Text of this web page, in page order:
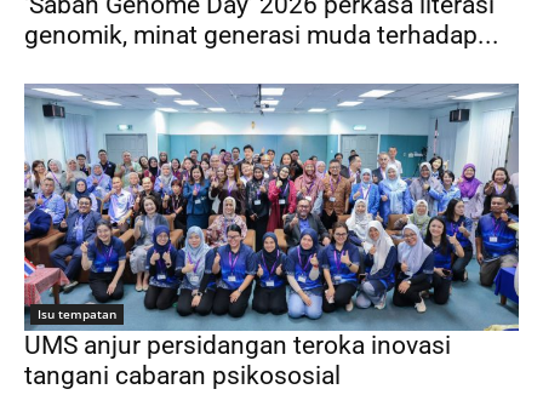
genomik, minat generasi muda terhadap...
Isu tempatan
UMS anjur persidangan teroka inovasi
tangani cabaran psikososial